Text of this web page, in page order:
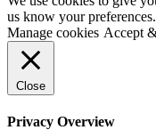
us know your preferences.
Manage cookies Accept
Close
Privacy Overview